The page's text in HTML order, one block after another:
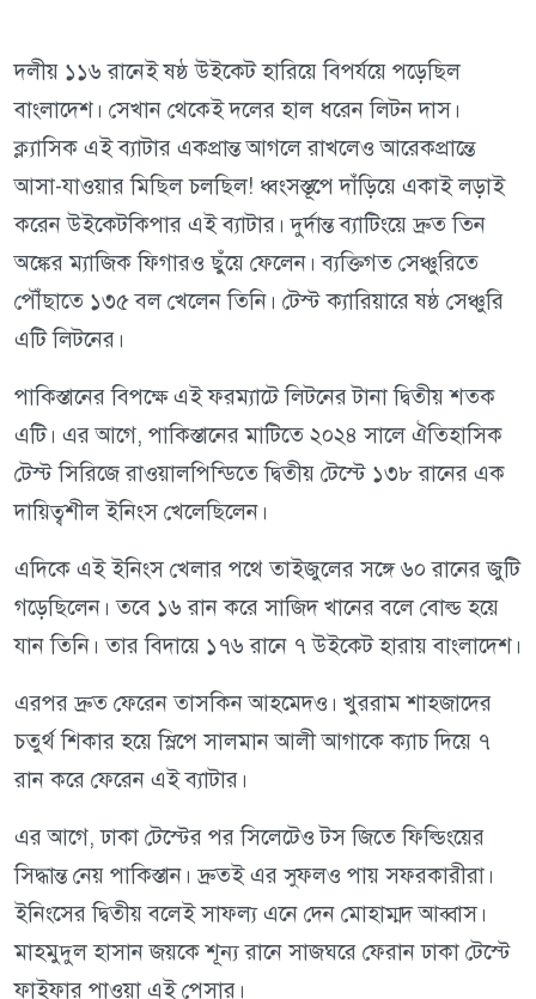
দলীয় ১১৬ রানেই ষষ্ঠ উইকেট হারিয়ে বিপর্যয়ে পড়েছিল
বাংলাদেশ। সেখান থেকেই দলের হাল ধরেন লিটন দাস।
ক্ল্যাসিক এই ব্যাটার একপ্রান্ত আগলে রাখলেও আরেকপ্রান্তে
আসা-যাওয়ার মিছিল চলছিল! ধ্বংসস্তূপে দাঁড়িয়ে একাই লড়াই
করেন উইকেটকিপার এই ব্যাটার। দুর্দান্ত ব্যাটিংয়ে দ্রুত তিন
অঙ্কের ম্যাজিক ফিগারও ছুঁয়ে ফেলেন। ব্যক্তিগত সেঞ্চুরিতে
পৌঁছাতে ১৩৫ বল খেলেন তিনি। টেস্ট ক্যারিয়ারে ষষ্ঠ সেঞ্চুরি
এটি লিটনের।
পাকিস্তানের বিপক্ষে এই ফরম্যাটে লিটনের টানা দ্বিতীয় শতক
এটি। এর আগে, পাকিস্তানের মাটিতে ২০২৪ সালে ঐতিহাসিক
টেস্ট সিরিজে রাওয়ালপিন্ডিতে দ্বিতীয় টেস্টে ১৩৮ রানের এক
দায়িত্বশীল ইনিংস খেলেছিলেন।
এদিকে এই ইনিংস খেলার পথে তাইজুলের সঙ্গে ৬০ রানের জুটি
গড়েছিলেন। তবে ১৬ রান করে সাজিদ খানের বলে বোল্ড হয়ে
যান তিনি। তার বিদায়ে ১৭৬ রানে ৭ উইকেট হারায় বাংলাদেশ।
এরপর দ্রুত ফেরেন তাসকিন আহমেদও। খুররাম শাহজাদের
চতুর্থ শিকার হয়ে স্লিপে সালমান আলী আগাকে ক্যাচ দিয়ে ৭
রান করে ফেরেন এই ব্যাটার।
এর আগে, ঢাকা টেস্টের পর সিলেটেও টস জিতে ফিল্ডিংয়ের
সিদ্ধান্ত নেয় পাকিস্তান। দ্রুতই এর সুফলও পায় সফরকারীরা।
ইনিংসের দ্বিতীয় বলেই সাফল্য এনে দেন মোহাম্মদ আব্বাস।
মাহমুদুল হাসান জয়কে শূন্য রানে সাজঘরে ফেরান ঢাকা টেস্টে
ফাইফার পাওয়া এই পেসার।